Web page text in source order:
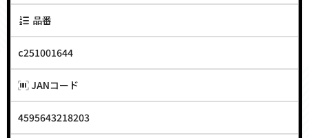
品番
c251001644
JANコード
4595643218203